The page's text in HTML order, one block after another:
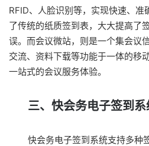
RFID、人脸识别等，实现快速、
了传统的纸质签到表，大大提高了
误。而会议微站，则是一个集会议
交流、资料下载等功能于一体的移
一站式的会议服务体验。
三、快会务电子签到
快会务电子签到系统支持多种